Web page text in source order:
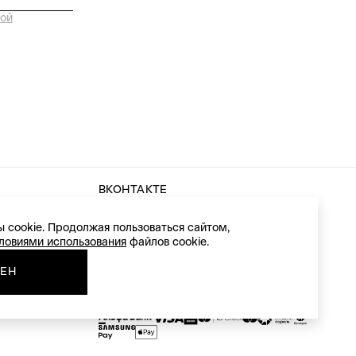
ВКОНТАКТЕ
Продолжая пользоваться сайтом,
использования файлов cookie.